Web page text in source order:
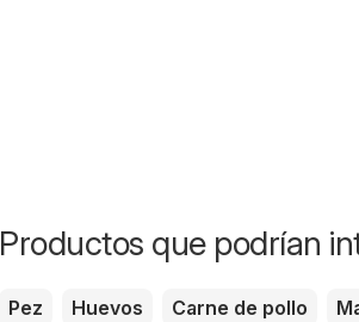
Productos que podrían
Pez Huevos Carne de pollo